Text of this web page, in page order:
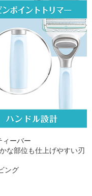
ィーバー
な部位も仕上げやすい刃
ング